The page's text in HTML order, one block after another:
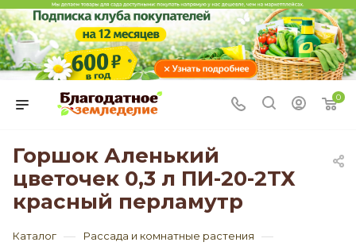
0
Горшок Аленький
цветочек 0,3 л ПИ-20-2ТХ
красный перламутр
Каталог — Рассада и комнатные растения —